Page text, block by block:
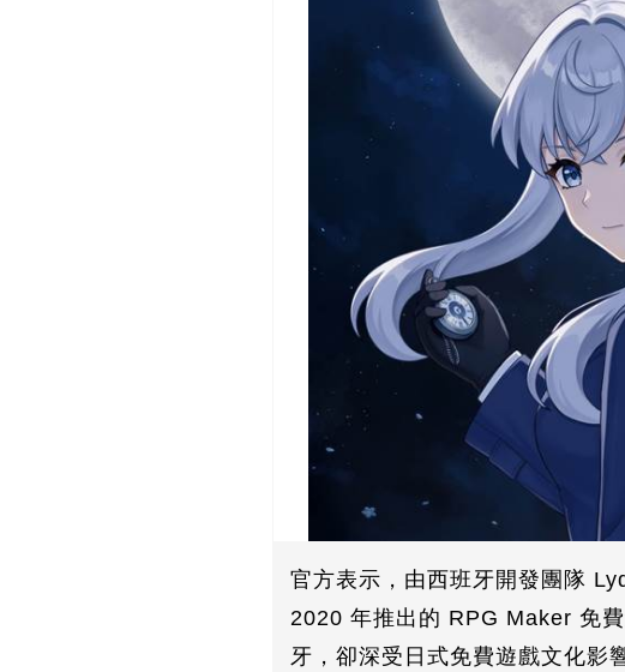
官方表示，由西班牙開發團隊
2020 年推出的 RPG Maker 免
牙，卻深受日式免費遊戲文化影